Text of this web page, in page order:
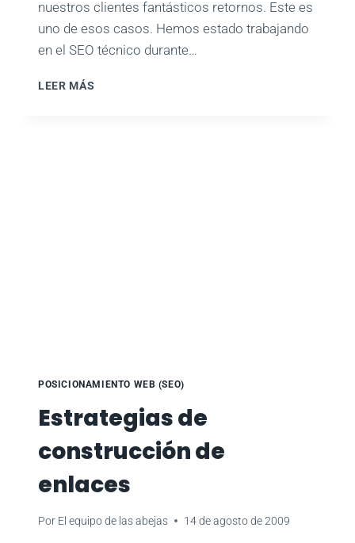
nuestros clientes fantásticos retornos. Este es
uno de esos casos. Hemos estado trabajando
en el SEO técnico durante…
LEER MÁS
POSICIONAMIENTO WEB (SEO)
Estrategias de
construcción de
enlaces
Por El equipo de las abejas 14 de agosto de 2009